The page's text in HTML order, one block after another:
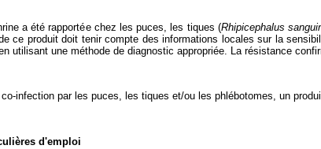
a été rapportée chez les puces, les tiques (Rhipicephalus
ce produit doit tenir compte des informations locales sur la
utilisant une méthode de diagnostic appropriée. La résistance
co-infection par les puces, les tiques et/ou les phlébotomes, un
d'emploi